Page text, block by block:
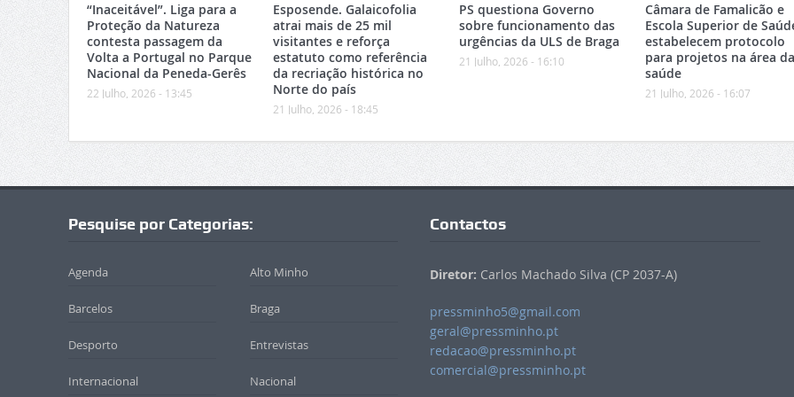
“Inaceitável”. Liga para a
Proteção da Natureza
contesta passagem da
Volta a Portugal no Parque
Nacional da Peneda-Gerês
22 Julho, 2026 - 13:45
Esposende. Galaicofolia
atrai mais de 25 mil
visitantes e reforça
estatuto como referência
da recriação histórica no
Norte do país
21 Julho, 2026 - 18:45
PS questiona Governo
sobre funcionamento das
urgências da ULS de Braga
21 Julho, 2026 - 16:10
Câmara de Famalicão e
Escola Superior de
estabelecem protocolo
para projetos na área da
saúde
21 Julho, 2026 - 16:07
Pesquise por Categorias:
Agenda Alto Minho
Barcelos Braga
Desporto Entrevistas
Internacional Nacional
Contactos
Diretor: Carlos Machado Silva (CP 2037-A)
pressminho5@gmail.com
geral@pressminho.pt
redacao@pressminho.pt
comercial@pressminho.pt